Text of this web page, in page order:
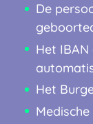
De
Het
Het